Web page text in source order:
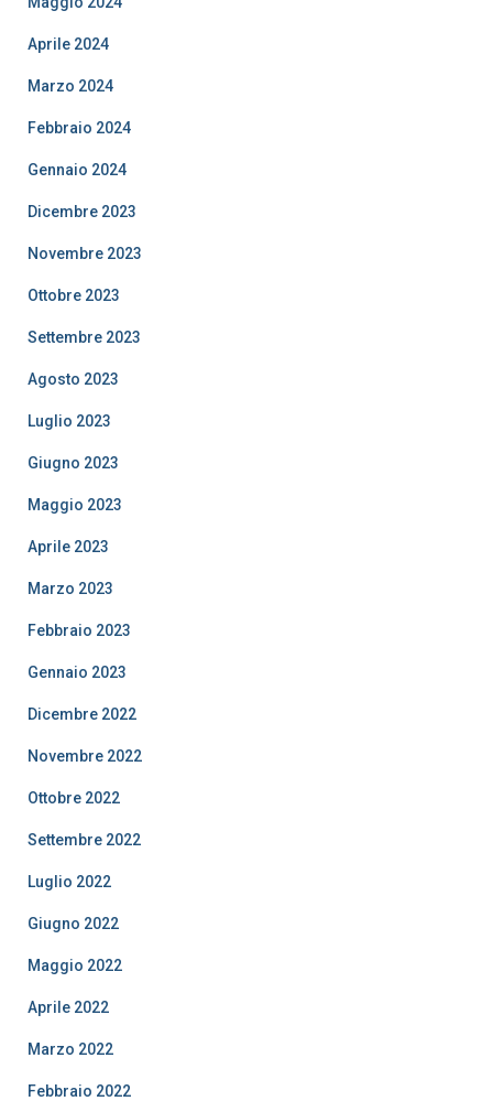
Aprile 2024
Marzo 2024
Febbraio 2024
Gennaio 2024
Dicembre 2023
Novembre 2023
Ottobre 2023
Settembre 2023
Agosto 2023
Luglio 2023
Giugno 2023
Maggio 2023
Aprile 2023
Marzo 2023
Febbraio 2023
Gennaio 2023
Dicembre 2022
Novembre 2022
Ottobre 2022
Settembre 2022
Luglio 2022
Giugno 2022
Maggio 2022
Aprile 2022
Marzo 2022
Febbraio 2022